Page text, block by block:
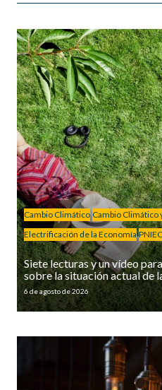
Cambio Climático Cambio Climático
Electrificación de la Economía PNIEC
Siete lecturas y un vídeo
sobre la situación actual de
6 de agosto de 2026